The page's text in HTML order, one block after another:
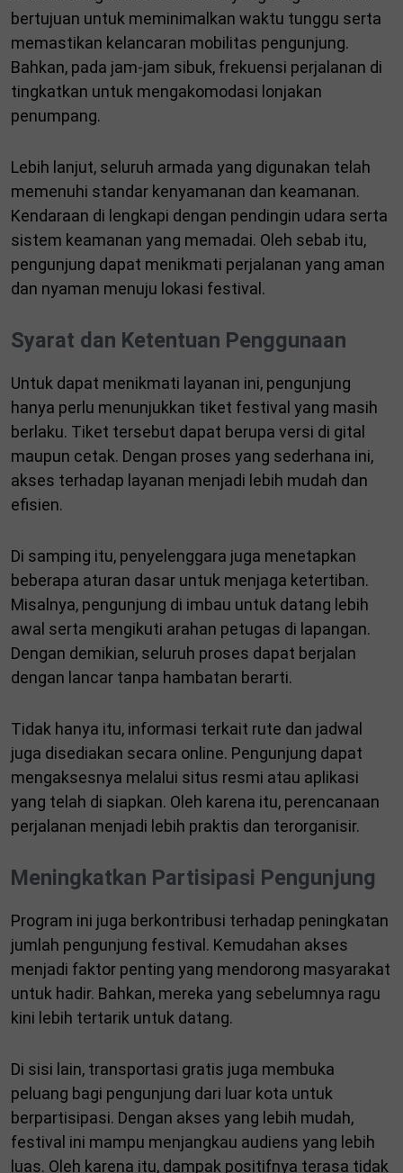
bertujuan untuk meminimalkan waktu tunggu serta
memastikan kelancaran mobilitas pengunjung.
Bahkan, pada jam-jam sibuk, frekuensi perjalanan di
tingkatkan untuk mengakomodasi lonjakan
penumpang.
Lebih lanjut, seluruh armada yang digunakan telah
memenuhi standar kenyamanan dan keamanan.
Kendaraan di lengkapi dengan pendingin udara serta
sistem keamanan yang memadai. Oleh sebab itu,
pengunjung dapat menikmati perjalanan yang aman
dan nyaman menuju lokasi festival.
Syarat dan Ketentuan Penggunaan
Untuk dapat menikmati layanan ini, pengunjung
hanya perlu menunjukkan tiket festival yang masih
berlaku. Tiket tersebut dapat berupa versi di gital
maupun cetak. Dengan proses yang sederhana ini,
akses terhadap layanan menjadi lebih mudah dan
efisien.
Di samping itu, penyelenggara juga menetapkan
beberapa aturan dasar untuk menjaga ketertiban.
Misalnya, pengunjung di imbau untuk datang lebih
awal serta mengikuti arahan petugas di lapangan.
Dengan demikian, seluruh proses dapat berjalan
dengan lancar tanpa hambatan berarti.
Tidak hanya itu, informasi terkait rute dan jadwal
juga disediakan secara online. Pengunjung dapat
mengaksesnya melalui situs resmi atau aplikasi
yang telah di siapkan. Oleh karena itu, perencanaan
perjalanan menjadi lebih praktis dan terorganisir.
Meningkatkan Partisipasi Pengunjung
Program ini juga berkontribusi terhadap peningkatan
jumlah pengunjung festival. Kemudahan akses
menjadi faktor penting yang mendorong masyarakat
untuk hadir. Bahkan, mereka yang sebelumnya ragu
kini lebih tertarik untuk datang.
Di sisi lain, transportasi gratis juga membuka
peluang bagi pengunjung dari luar kota untuk
berpartisipasi. Dengan akses yang lebih mudah,
festival ini mampu menjangkau audiens yang lebih
luas. Oleh karena itu, dampak positifnya terasa tidak